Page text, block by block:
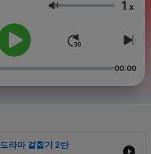
음량 1 x
00:00
라마 겉핥기 2탄